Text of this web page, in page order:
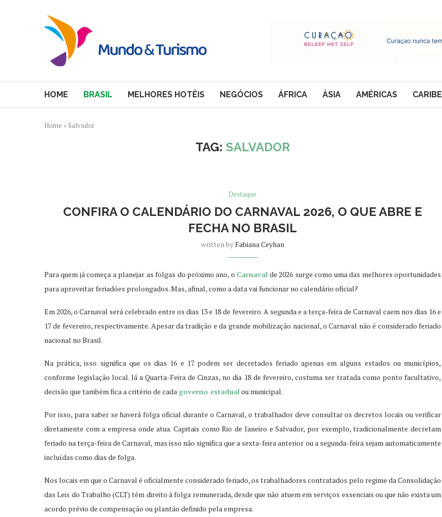
HOME BRASIL MELHORES HOTÉIS NEGÓCIOS ÁFRICA ÁSIA AMÉRICAS CARIBE
Home » Salvador
TAG: SALVADOR
Destaque
CONFIRA O CALENDÁRIO DO CARNAVAL 2026, O QUE ABRE E
FECHA NO BRASIL
written byFabiana Ceyhan
Para quem já começa a planejar as folgas do próximo ano, o Carnaval de 2026 surge como uma das melhores oportunidades
para aproveitar feriadões prolongados. Mas, afinal, como a data vai funcionar no calendário oficial?
Em 2026, o Carnaval será celebrado entre os dias 13 e 18 de fevereiro. A segunda e a terça-feira de Carnaval caem nos dias 16 e
17 de fevereiro, respectivamente. Apesar da tradição e da grande mobilização nacional, o Carnaval não é considerado feriado
nacional no Brasil.
Na prática, isso significa que os dias 16 e 17 podem ser decretados feriado apenas em alguns estados ou municípios,
conforme legislação local. Já a Quarta-Feira de Cinzas, no dia 18 de fevereiro, costuma ser tratada como ponto facultativo,
decisão que também fica a critério de cada governo estadualou municipal.
Por isso, para saber se haverá folga oficial durante o Carnaval, o trabalhador deve consultar os decretos locais ou verificar
diretamente com a empresa onde atua. Capitais como Rio de Janeiro e Salvador, por exemplo, tradicionalmente decretam
feriado na terça-feira de Carnaval, mas isso não significa que a sexta-feira anterior ou a segunda-feira sejam automaticamente
incluídas como dias de folga.
Nos locais em que o Carnaval é oficialmente considerado feriado, os trabalhadores contratados pelo regime da Consolidação
das Leis do Trabalho (CLT) têm direito à folga remunerada, desde que não atuem em serviços essenciais ou que não exista um
acordo prévio de compensação ou plantão definido pela empresa.